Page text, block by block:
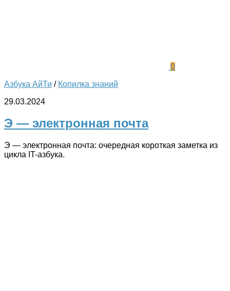
0
Азбука АйТи / Копилка знаний
29.03.2024
Э — электронная почта
Э — электронная почта: очередная короткая заметка из
цикла IT-азбука.